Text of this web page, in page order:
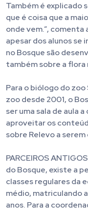
Também é explicado
que é coisa que a
onde vem.”, comenta
apesar dos alunos se
no Bosque são
também sobre a flora
Para o biólogo do
zoo desde 2001, o
ser uma sala de aula
aproveitar os
sobre Relevo a
PARCEIROS
do Bosque, existe a
classes regulares da
médio, matriculando
anos. Para a